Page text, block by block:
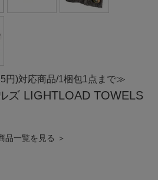
円)対応商品/1梱包1点まで≫
ズ LIGHTLOAD TOWELS
品一覧を見る ＞